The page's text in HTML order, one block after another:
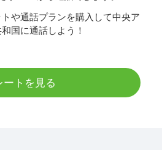
や通話プランを購入して中央ア
国に通話しよう！
ートを見る